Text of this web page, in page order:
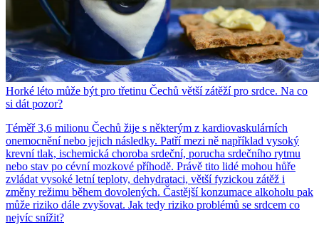
Horké léto může být pro třetinu Čechů větší zátěží pro srdce. Na co
si dát pozor?
Téměř 3,6 milionu Čechů žije s některým z kardiovaskulárních
onemocnění nebo jejich následky. Patří mezi ně například vysoký
krevní tlak, ischemická choroba srdeční, porucha srdečního rytmu
nebo stav po cévní mozkové příhodě. Právě tito lidé mohou hůře
zvládat vysoké letní teploty, dehydrataci, větší fyzickou zátěž i
změny režimu během dovolených. Častější konzumace alkoholu pak
může riziko dále zvyšovat. Jak tedy riziko problémů se srdcem co
nejvíc snížit?